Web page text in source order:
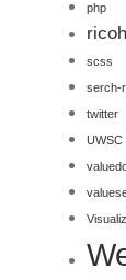
php
scss
serch-
twitter
UWSC